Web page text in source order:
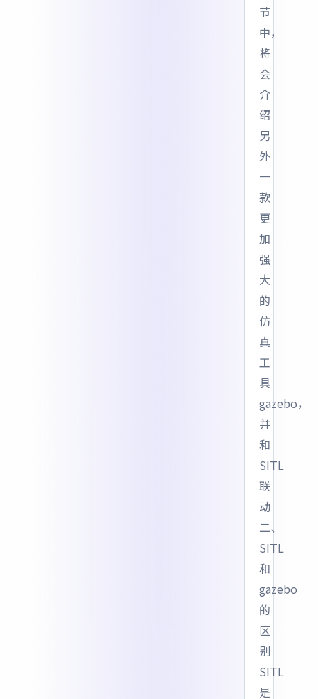
节
中，
将
会
介
绍
另
外
一
款
更
加
强
大
的
仿
真
工
具
gazebo，
并
和
SITL
联
动
二、
SITL
和
gazebo
的
区
别
SITL
是